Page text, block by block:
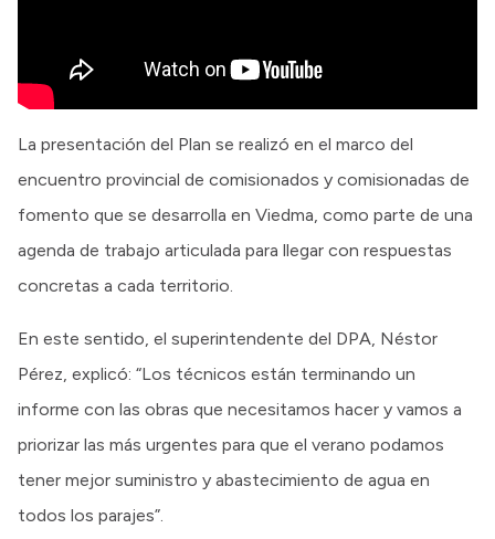
La presentación del Plan se realizó en el marco del
encuentro provincial de comisionados y comisionadas de
fomento que se desarrolla en Viedma, como parte de una
agenda de trabajo articulada para llegar con respuestas
concretas a cada territorio.
En este sentido, el superintendente del DPA, Néstor
Pérez, explicó: “Los técnicos están terminando un
informe con las obras que necesitamos hacer y vamos a
priorizar las más urgentes para que el verano podamos
tener mejor suministro y abastecimiento de agua en
todos los parajes”.